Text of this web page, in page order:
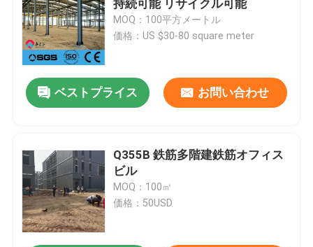
持続可能 リサイクル可能
MOQ：100平方メートル
価格：US $30-80 square meter
ベストプライス お問い合わせ
Q355B 鉄筋多階建鉄筋オフィス
ビル
MOQ：100㎡
価格：50USD